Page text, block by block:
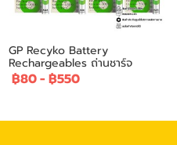
GP Recyko Battery
Rechargeables ถ่านชาร์จ
฿80- ฿550